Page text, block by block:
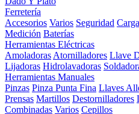
Ferretería
Accesorios Varios Seguridad
Medición Baterías
Herramientas Eléctricas
Amoladoras Atornilladores Llave
Lijadoras Hidrolavadoras
Herramientas Manuales
Pinzas Pinza Punta Fina Llaves
Prensas Martillos Destornilladores
Combinadas Varios Cepillos